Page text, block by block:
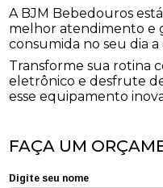
A BJM Bebedouros
melhor atendimento e
consumida no seu dia a
Transforme sua rotina
eletrônico e desfrute
esse equipamento
FAÇA UM
Digite seu nome